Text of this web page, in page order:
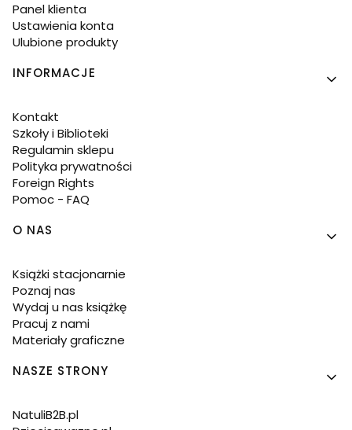
Panel klienta
Ustawienia konta
Ulubione produkty
INFORMACJE
Kontakt
Szkoły i Biblioteki
Regulamin sklepu
Polityka prywatności
Foreign Rights
Pomoc - FAQ
O NAS
Książki stacjonarnie
Poznaj nas
Wydaj u nas książkę
Pracuj z nami
Materiały graficzne
NASZE STRONY
NatuliB2B.pl